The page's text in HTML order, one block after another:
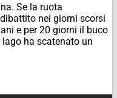
Se la ruota
nei giorni scorsi
e per 20 giorni il buco
ha scatenato un